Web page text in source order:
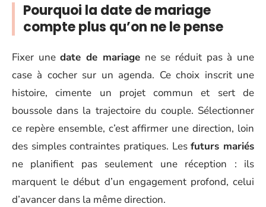
Pourquoi la date de mariage
compte plus qu’on ne le pense
Fixer unedate de mariagene se réduit pas à une
case à cocher sur un agenda. Ce choix inscrit une
histoire, cimente un projet commun et sert de
boussole dans la trajectoire du couple. Sélectionner
ce repère ensemble, c’est affirmer une direction, loin
des simples contraintes pratiques. Lesfuturs mariés
ne planifient pas seulement une réception : ils
marquent le début d’un engagement profond, celui
d’avancer dans la même direction.